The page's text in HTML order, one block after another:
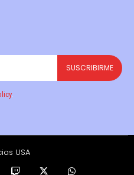
SUSCRIBIRME
.
USA